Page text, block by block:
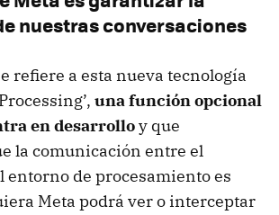
nuestras conversaciones
refiere a esta nueva tecnología
una función opcional
en desarrolloy que
la comunicación entre el
entorno de procesamiento es
Meta podrá ver o interceptar